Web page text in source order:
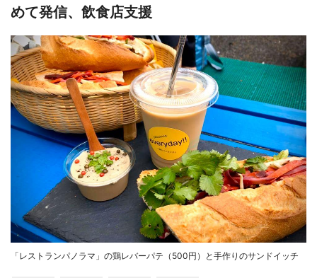
めて発信、飲食店支援
「レストランパノラマ」の鶏レバーパテ（500円）と手作りのサンドイッチ